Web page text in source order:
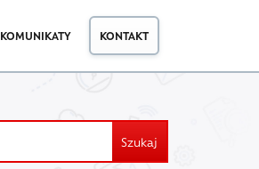
KOMUNIKATY KONTAKT
Szukaj